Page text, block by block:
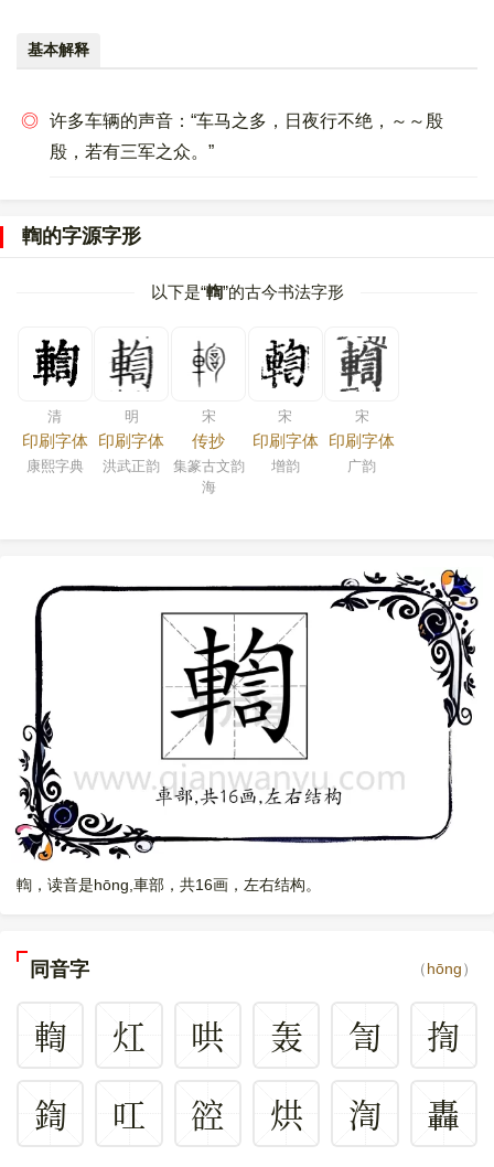
基本解释
◎ 许多车辆的声音：“车马之多，日夜行不绝，～～殷
殷，若有三军之众。”
輷的字源字形
以下是“輷”的古今书法字形
清
印刷字体
康熙字典
明
印刷字体
洪武正韵
宋
传抄
集篆古文韵
海
宋
印刷字体
增韵
宋
印刷字体
广韵
輷，读音是hōng,車部，共16画，左右结构。
同音字 （hōng）
輷 灴 哄 轰 訇
揈
鍧
叿 谾 烘 渹 轟